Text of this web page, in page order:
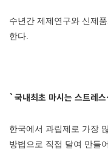
수년간 제제연구와 신제
한다.
`국내최초 마시는 스트레
한국에서 과립제로 가장
방법으로 직접 달여 만들